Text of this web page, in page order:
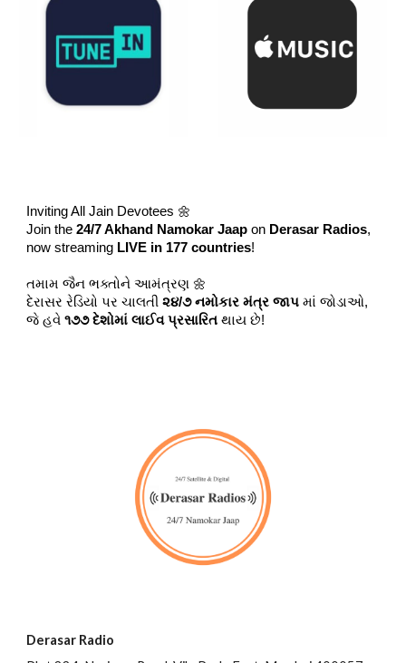
Inviting All Jain Devotees 🌼
Join the24/7 Akhand Namokar Jaap on Derasar Radios,
now streaming LIVE in 177 countries!
તમામ જૈન ભક્તોને આમંત્રણ 🌼
દેરાસર રેડિયો પર ચાલતી૨૪/૭ નમોકાર મંત્ર જાપ માં જોડાઓ,
જે હવે૧૭૭ દેશોમાં લાઈવ પ્રસારિત થાય છે!
Derasar Radio